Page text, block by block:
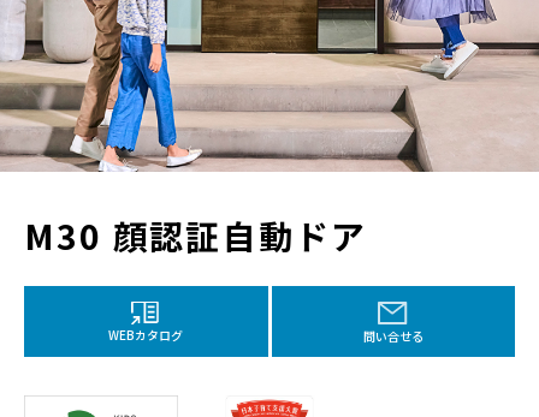
M30 顔認証自動ドア
WEBカタログ 問い合せる